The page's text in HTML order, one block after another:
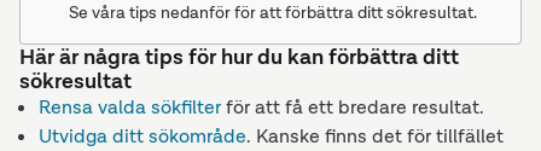
Se våra tips nedanför för att förbättra ditt sökresultat.
Här är några tips för hur du kan förbättra ditt
sökresultat
Rensa valda sökfilterför att få ett bredare resultat.
Utvidga ditt sökområde. Kanske finns det för tillfället